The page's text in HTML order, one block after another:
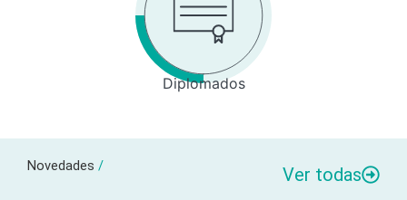
Diplomados
Novedades / Ver todas